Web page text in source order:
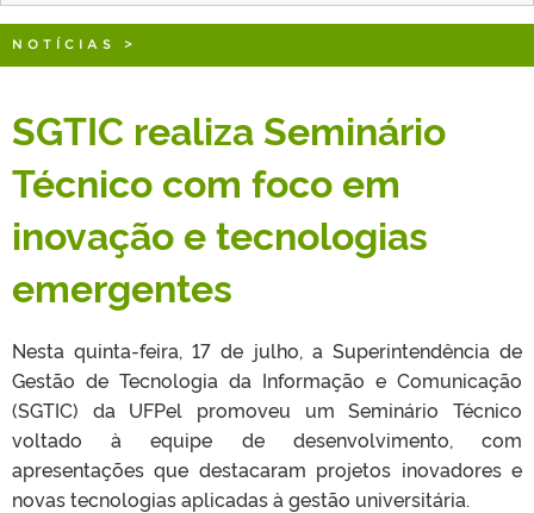
OUVIDORIA
PORTARIAS
NOTÍCIAS >
SGTIC realiza Seminário
Técnico com foco em
inovação e tecnologias
emergentes
Nesta quinta-feira, 17 de julho, a Superintendência de
Gestão de Tecnologia da Informação e Comunicação
(SGTIC) da UFPel promoveu um Seminário Técnico
voltado à equipe de desenvolvimento, com
apresentações que destacaram projetos inovadores e
novas tecnologias aplicadas à gestão universitária.